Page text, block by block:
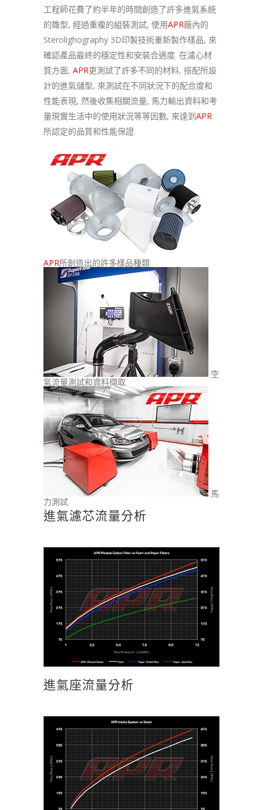
工程師花費了約半年的時間創造了許多進氣系統
的雛型, 經過重複的組裝測試, 使用APR廠內的
Sterolighography 3D印製技術重新製作樣品, 來
確認產品最終的穩定性和安裝合適度. 在濾心材
質方面, APR更測試了許多不同的材料, 搭配所設
計的進氣儲型, 來測試在不同狀況下的配合度和
性能表現, 然後收集相關流量, 馬力輸出資料和考
量現實生活中的使用狀況等等因數, 來達到APR
所認定的品質和性能保證.
APR所創造出的許多樣品種類
空
氣流量測試和資料擷取
馬
力測試
進氣濾芯流量分析
進氣座流量分析